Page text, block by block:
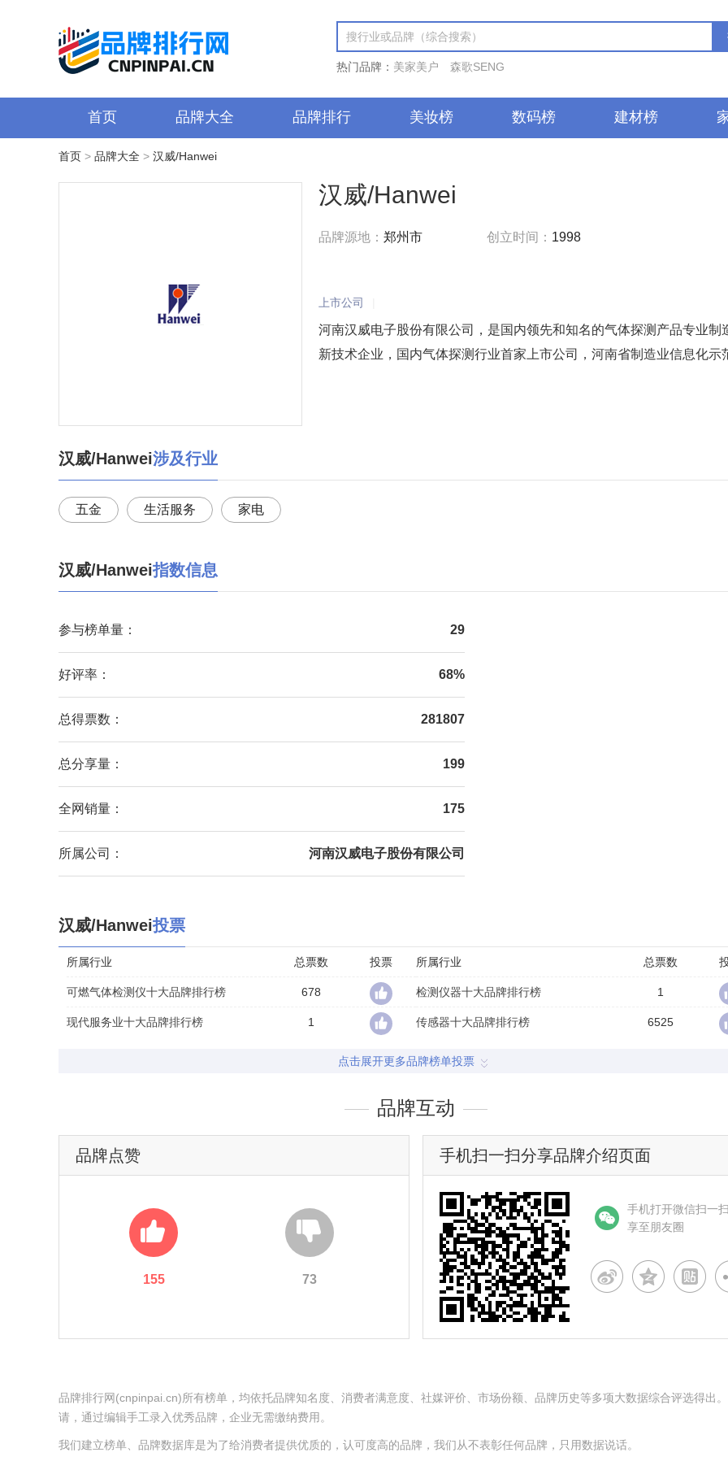
热门品牌： 美家美户 森歌SENG
首页 品牌大全 品牌排行 美妆榜 数码榜 建材榜
首页 > 品牌大全 > 汉威/Hanwei
汉威/Hanwei
品牌源地： 郑州市 创立时间： 1998
上市公司
河南汉威电子股份有限公司，是国内领先和知名的气体探测产品专业制
新技术企业，国内气体探测行业首家上市公司，河南省制造业信息化示
汉威/Hanwei涉及行业
五金 生活服务 家电
汉威/Hanwei指数信息
参与榜单量： 29
好评率： 68%
总得票数： 281807
总分享量： 199
全网销量： 175
所属公司： 河南汉威电子股份有限公司
汉威/Hanwei投票
所属行业 总票数 投票 所属行业 总票数
可燃气体检测仪十大品牌排行榜 678 检测仪器十大品牌排行榜 1
现代服务业十大品牌排行榜 1 传感器十大品牌排行榜 6525
点击展开更多品牌榜单投票
品牌互动
品牌点赞
155 73
手机扫一扫分享品牌介绍页面
手机打开微信扫一
享至朋友圈
品牌排行网(cnpinpai.cn)所有榜单，均依托品牌知名度、消费者满意度、社媒评价、市场份额、品牌历史等多项大数据综合评选得出
请，通过编辑手工录入优秀品牌，企业无需缴纳费用。
我们建立榜单、品牌数据库是为了给消费者提供优质的，认可度高的品牌，我们从不表彰任何品牌，只用数据说话。